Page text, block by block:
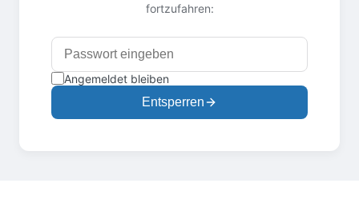
fortzufahren:
Angemeldet bleiben
Entsperren